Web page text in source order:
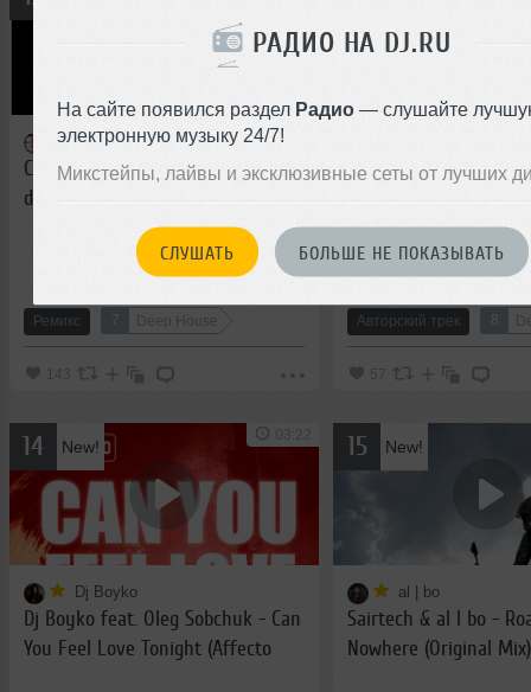
РАДИО НА DJ.RU
На сайте появился раздел Радио — слушайте
электронную музыку 24/7!
Микстейпы, лайвы и эксклюзивные сеты от лучших
СЛУШАТЬ БОЛЬШЕ НЕ ПОКАЗЫВАТЬ
Petrof Djs
Claude Vonstroke - who's afraid of
detroit (Petrof Djs Rework)
Ремикс 7 Deep House
143
What Am I
Авторский трек 8
57
14 New!
Dj Boyko
Dj Boyko feat. Oleg Sobchuk - Can
You Feel Love Tonight (Affecto
03:22 15 New!
al | bo
Sairtech & al l bo -
Nowhere (Original Mix)